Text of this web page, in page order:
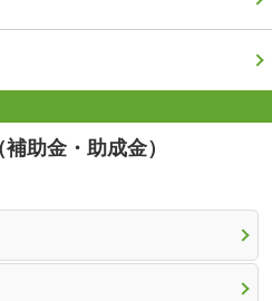
助金・助成金）